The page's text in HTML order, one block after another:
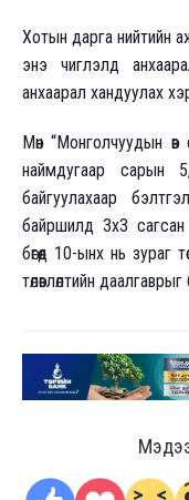
Хотын дарга нийтийн
энэ чиглэлд
анхаарал хандуулах
Мөн “Монголчуудын
наймдугаар сарын
байгуулахаар
байршилд 3х3 сагсан
бөгөөд 10-ынх нь
төлөвлөлтийн